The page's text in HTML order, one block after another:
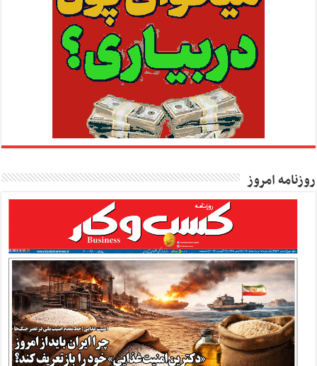
روزنامه امروز